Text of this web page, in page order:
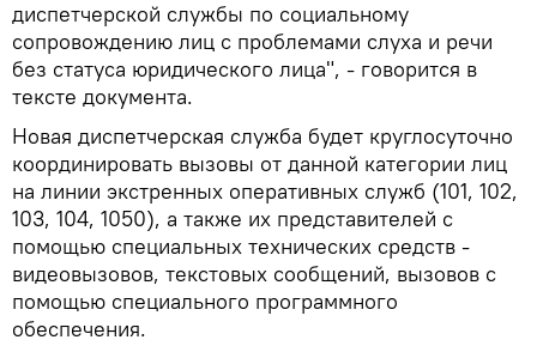
диспетчерской службы по социальному
сопровождению лиц с проблемами слуха и речи
без статуса юридического лица", - говорится в
тексте документа.
Новая диспетчерская служба будет круглосуточно
координировать вызовы от данной категории лиц
на линии экстренных оперативных служб (101, 102,
103, 104, 1050), а также их представителей с
помощью специальных технических средств -
видеовызовов, текстовых сообщений, вызовов с
помощью специального программного
обеспечения.